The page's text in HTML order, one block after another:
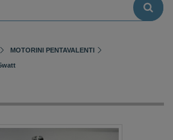
MOTORINI PENTAVALENTI